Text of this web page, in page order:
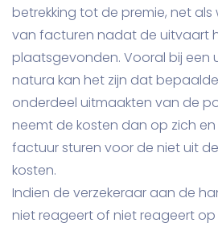
betrekking tot de premie, net als
van facturen nadat de uitvaart
plaatsgevonden. Vooral bij een
natura kan het zijn dat
onderdeel uitmaakten van de
neemt de kosten dan op zich
factuur sturen voor de niet uit
kosten.
Indien de verzekeraar aan de
niet reageert of niet reageert